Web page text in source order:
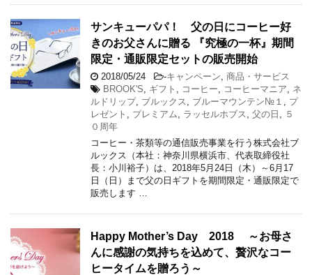
サンキューパパ！ 父の日にコーヒー好
きのお父さんに贈る 『究極の一杯』期間
限定・通販限定セットの販売開始
2018/05/24 -キャンペーン 商品・サービス
BROOK'S
ギフト コーヒー コーヒーマニア
ネ
ルドリップ, ブルックス ブルーマウンテン№１
プ
レゼント
プレミアム ラッセルホブス 父の日
５
０周年
コーヒー・茶類等の通信販売事業を行う株式会社ブ
ルックス（本社：神奈川県横浜市、代表取締役社
長：小川裕子）は、2018年5月24日（木）～6月17
日（日）まで父の日ギフトを期間限定・通販限定で
販売します …
Happy Mother’s Day 2018 ～お母さ
んに感謝の気持ちを込めて、贅沢なコー
ヒータイムを贈ろう～